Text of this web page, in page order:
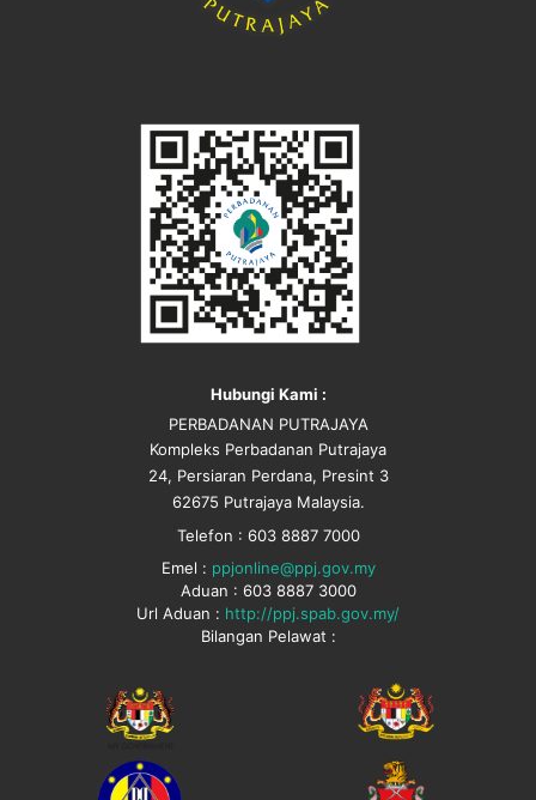
Hubungi Kami :
PERBADANAN PUTRAJAYA
Kompleks Perbadanan Putrajaya
24, Persiaran Perdana, Presint 3
62675 Putrajaya Malaysia.
Telefon : 603 8887 7000
Emel : ppjonline@ppj.gov.my
Aduan : 603 8887 3000
Url Aduan : http://ppj.spab.gov.my/
Bilangan Pelawat :